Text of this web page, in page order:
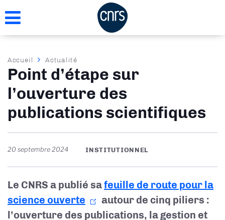
au
Fil
d'Ariane
Accueil Actualité
Point d’étape sur
l’ouverture des
publications scientifiques
20 septembre 2024 INSTITUTIONNEL
Le CNRS a publié safeuille de route pour la
science ouverte
autour de cinq piliers :
l’ouverture des publications, la gestion et